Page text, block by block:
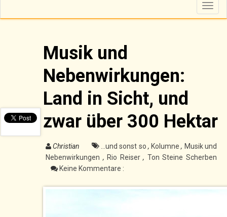
T
o
g
Musik und
Nebenwirkungen:
Land in Sicht, und
zwar über 300 Hektar
Christian ...und sonst so , Kolumne, Musik und
Nebenwirkungen , Rio Reiser, Ton Steine Scherben
Keine Kommentare :